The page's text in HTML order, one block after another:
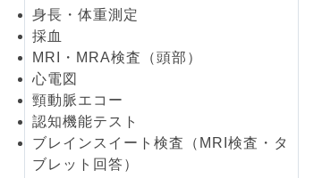
身長・体重測定
採血
MRI・MRA検査（頭部）
心電図
頸動脈エコー
認知機能テスト
ブレインスイート検査（MRI検査・タ
ブレット回答）